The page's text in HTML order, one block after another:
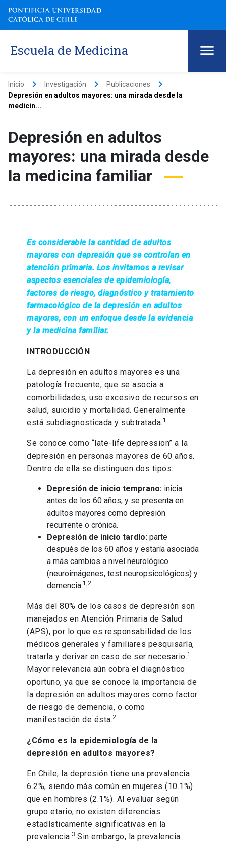
Escuela de Medicina
Inicio keyboard_arrow_right Investigación keyboard_arrow_right Publicaciones keyboard_arrow_right
Depresión en adultos mayores: una mirada desde la
medicin...
Depresión en adultos
mayores: una mirada desde
la medicina familiar
Es considerable la cantidad de adultos
mayores con depresión que se controlan en
atención primaria. Los invitamos a revisar
aspectos esenciales de epidemiología,
factores de riesgo, diagnóstico y tratamiento
farmacológico de la depresión en adultos
mayores, con un enfoque desde la evidencia
y la medicina familiar.
INTRODUCCIÓN
La depresión en adultos mayores es una
patología frecuente, que se asocia a
comorbilidades, uso excesivo de recursos en
salud, suicidio y mortalidad. Generalmente
está subdiagnosticada y subtratada. 1
Se conoce como “late-life depression” a la
depresión en personas mayores de 60 años.
Dentro de ella se distinguen dos tipos:
Depresión de inicio temprano: inicia
antes de los 60 años, y se presenta en
adultos mayores como depresión
recurrente o crónica.
Depresión de inicio tardío: parte
después de los 60 años y estaría asociada
a más cambios a nivel neurológico
(neuroimágenes, test neuropsicológicos) y
demencia.1,2
Más del 80% de los casos de depresión son
manejados en Atención Primaria de Salud
(APS), por lo que es responsabilidad de los
médicos generales y familiares pesquisarla,
tratarla y derivar en caso de ser necesario.1
Mayor relevancia aún cobra el diagnóstico
oportuno, ya que se conoce la importancia de
la depresión en adultos mayores como factor
de riesgo de demencia, o como
manifestación de ésta.2
¿Cómo es la epidemiología de la
depresión en adultos mayores?
En Chile, la depresión tiene una prevalencia
6.2%, siendo más común en mujeres (10.1%)
que en hombres (2.1%). Al evaluar según
grupo etario, no existen diferencias
estadísticamente significativas en la
prevalencia.3Sin embargo, la prevalencia